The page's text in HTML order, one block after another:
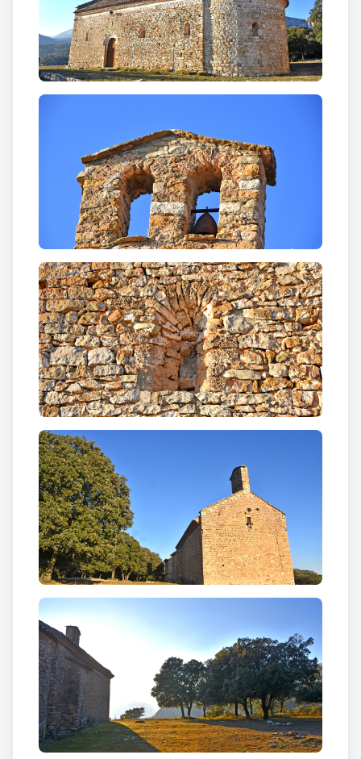
petita. Al mur de ponent s'obre una petita finestra
cruciforme i a la façana sud n'hi ha tres de doble
esqueixada.
la façana absidal on hi ha un ràfec bisellat. Al
capdamunt del mur de ponent hi ha un campanar
d'espadanya que es recolza perpendicularment a la
teulada.
L’aparell de carreuó, ben escairat, sense polir i
disposat en filades uniformes utilitzat en el sector
de ponent, contrasta amb el sector de llevant de la
façana sud, format per lloses i blocs de pedra sense
treballar, molt més irregular. A l'est del mur nord hi
ha restes d'unes filades en «opus spicatum». L'absis
està fet de carreu petit ben escairat.
L'estat de l'estructures permet de suposar fins a
tres fases constructives i sembla raonable establir
que l'absis i l'est del mur nord correspondrien a
fases anteriors al segle XI; la meitat de llevant del
mur sud seria del segle XI i s'hauria de datar la part
de ponent i l'estructura interior de la nau, a la fi del
segle XI o principi del segle XII, fase en que
s'aprofitarien els elements esculpits de les impostes